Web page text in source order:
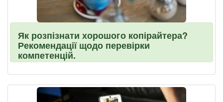
Як розпізнати хорошого копірайтера?
Рекомендації щодо перевірки
компетенцій.